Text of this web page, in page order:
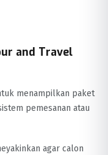
and Travel
menampilkan paket
pemesanan atau
agar calon